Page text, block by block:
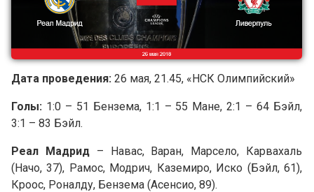
Дата проведения: 26 мая, 21.45, «НСК Олимпийский»
Голы: 1:0 – 51 Бензема, 1:1 – 55 Мане, 2:1 – 64 Бэйл,
3:1 – 83 Бэйл.
Реал Мадрид– Навас, Варан, Марсело, Карвахаль
(Начо, 37), Рамос, Модрич, Каземиро, Иско (Бэйл, 61),
Кроос, Роналду, Бензема (Асенсио, 89).